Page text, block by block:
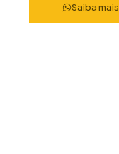
Saiba mais